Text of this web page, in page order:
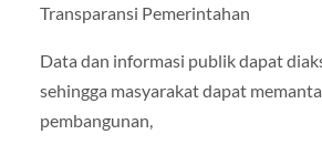
Transparansi Pemerintahan
Data dan informasi publik dapat
sehingga masyarakat dapat
pembangunan,